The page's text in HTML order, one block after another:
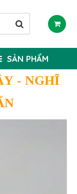
SẢN PHẨM
- NGHĨ